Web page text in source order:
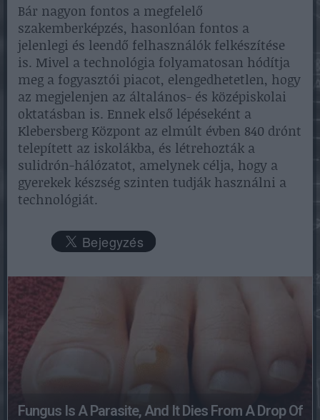
Bár nagyon fontos a megfelelő
szakemberképzés, hasonlóan fontos a
jelenlegi és leendő felhasználók felkészítése
is. Mivel a technológia folyamatosan hódítja
meg a fogyasztói piacot, elengedhetetlen, hogy
az megjelenjen az általános- és középiskolai
oktatásban is. Ennek első lépéseként a
Klebersberg Központ az elmúlt évben 840 drónt
telepített az iskolákba, és létrehozták a
sulidrón-hálózatot, amelynek célja, hogy a
gyerekek készség szinten tudják használni a
technológiát.
Fungus Is A Parasite, And It Dies From A Drop Of